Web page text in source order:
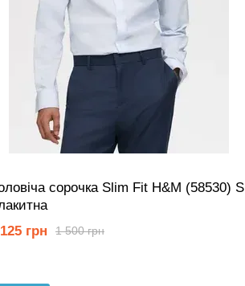
сорочка Slim Fit H&M (58530) S
1 500 грн
грн